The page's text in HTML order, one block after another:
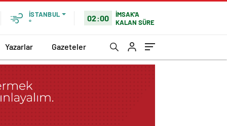
İSTANBUL
°
02:00
İMSAK'A
KALAN SÜRE
Yazarlar Gazeteler